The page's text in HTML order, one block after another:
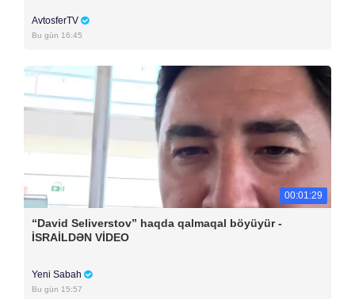
AvtosferTV
Bu gün 16:45
00:01:29
“David Seliverstov” haqda qalmaqal böyüyür -
İSRAİLDƏN VİDEO
Yeni Sabah
Bu gün 15:57